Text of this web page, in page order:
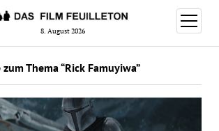
8. August 2026
Menü
öffnen
Thema “Rick Famuyiwa”